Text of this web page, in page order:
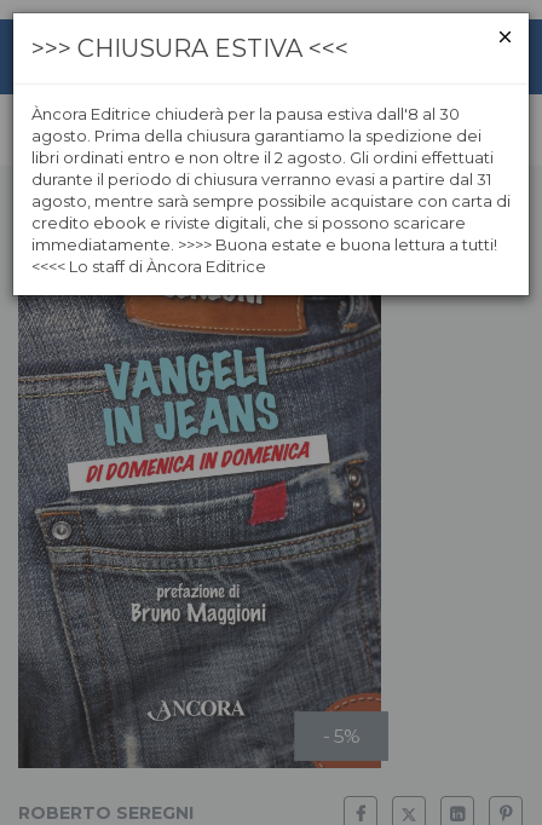
- 5%
ROBERTO SEREGNI
>>> CHIUSURA ESTIVA <<<
Àncora Editrice chiuderà per la pausa estiva dall'8 al 30
agosto. Prima della chiusura garantiamo la spedizione dei
libri ordinati entro e non oltre il 2 agosto. Gli ordini effettuati
durante il periodo di chiusura verranno evasi a partire dal 31
agosto, mentre sarà sempre possibile acquistare con carta di
credito ebook e riviste digitali, che si possono scaricare
immediatamente. >>>> Buona estate e buona lettura a tutti!
<<<< Lo staff di Àncora Editrice